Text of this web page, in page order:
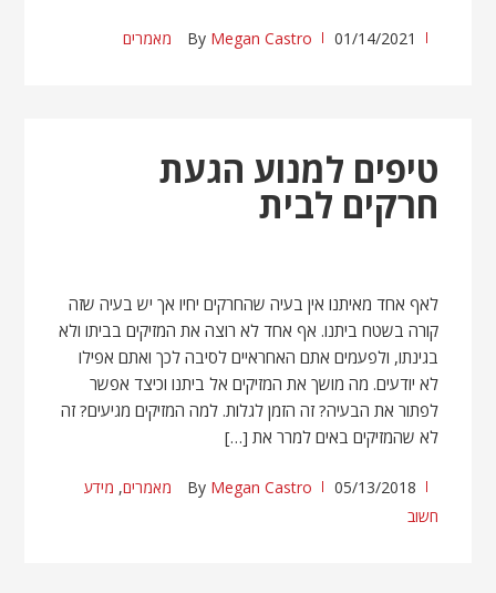
01/14/2021
By Megan Castro מאמרים
טיפים למנוע הגעת
חרקים לבית
לאף אחד מאיתנו אין בעיה שהחרקים יחיו אך יש בעיה שזה
קורה בשטח ביתנו. אף אחד לא רוצה את המזיקים בביתו ולא
בגינתו, ולפעמים אתם האחראיים לסיבה לכך ואתם אפילו
לא יודעים. מה מושך את המזיקים אל ביתנו וכיצד אפשר
לפתור את הבעיה? זה הזמן לגלות. למה המזיקים מגיעים? זה
לא שהמזיקים באים למרר את […]
05/13/2018
By Megan Castro מאמרים, מידע
חשוב